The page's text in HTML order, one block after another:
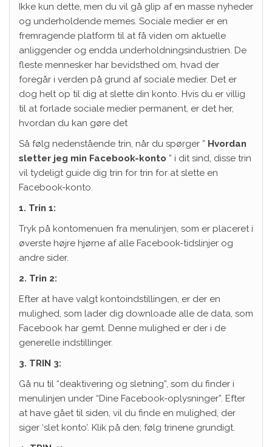
Ikke kun dette, men du vil gå glip af en masse nyheder
og underholdende memes. Sociale medier er en
fremragende platform til at få viden om aktuelle
anliggender og endda underholdningsindustrien. De
fleste mennesker har bevidsthed om, hvad der
foregår i verden på grund af sociale medier. Det er
dog helt op til dig at slette din konto. Hvis du er villig
til at forlade sociale medier permanent, er det her,
hvordan du kan gøre det
Så følg nedenstående trin, når du spørger ” Hvordan
sletter jeg min Facebook-konto ” i dit sind, disse trin
vil tydeligt guide dig trin for trin for at slette en
Facebook-konto.
1. Trin 1:
Tryk på kontomenuen fra menulinjen, som er placeret i
øverste højre hjørne af alle Facebook-tidslinjer og
andre sider.
2. Trin 2:
Efter at have valgt kontoindstillingen, er der en
mulighed, som lader dig downloade alle de data, som
Facebook har gemt. Denne mulighed er der i de
generelle indstillinger.
3. TRIN 3:
Gå nu til “deaktivering og sletning”, som du finder i
menulinjen under “Dine Facebook-oplysninger”. Efter
at have gået til siden, vil du finde en mulighed, der
siger ‘slet konto’. Klik på den; følg trinene grundigt.